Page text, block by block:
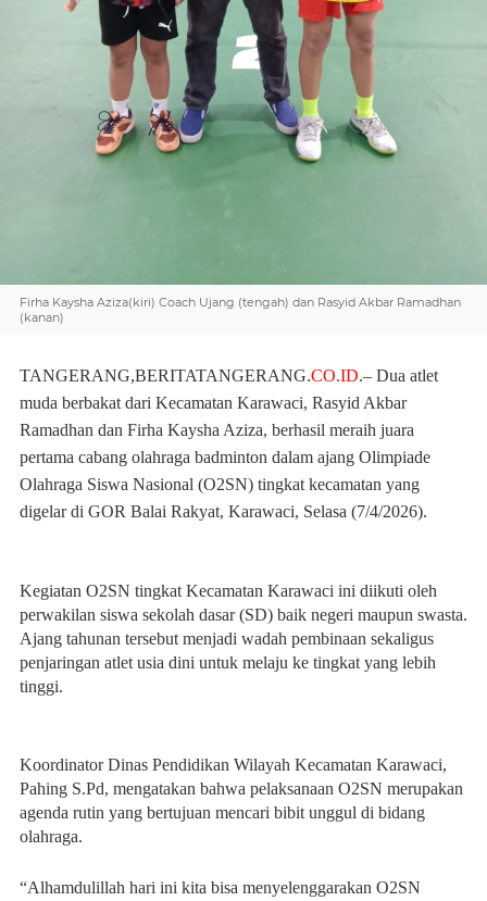
Firha Kaysha Aziza(kiri) Coach Ujang (tengah) dan Rasyid Akbar Ramadhan
(kanan)
TANGERANG,BERITATANGERANG.CO.ID.– Dua atlet
muda berbakat dari Kecamatan Karawaci, Rasyid Akbar
Ramadhan dan Firha Kaysha Aziza, berhasil meraih juara
pertama cabang olahraga badminton dalam ajang Olimpiade
Olahraga Siswa Nasional (O2SN) tingkat kecamatan yang
digelar di GOR Balai Rakyat, Karawaci, Selasa (7/4/2026).
Kegiatan O2SN tingkat Kecamatan Karawaci ini diikuti oleh
perwakilan siswa sekolah dasar (SD) baik negeri maupun swasta.
Ajang tahunan tersebut menjadi wadah pembinaan sekaligus
penjaringan atlet usia dini untuk melaju ke tingkat yang lebih
tinggi.
Koordinator Dinas Pendidikan Wilayah Kecamatan Karawaci,
Pahing S.Pd, mengatakan bahwa pelaksanaan O2SN merupakan
agenda rutin yang bertujuan mencari bibit unggul di bidang
olahraga.
“Alhamdulillah hari ini kita bisa menyelenggarakan O2SN